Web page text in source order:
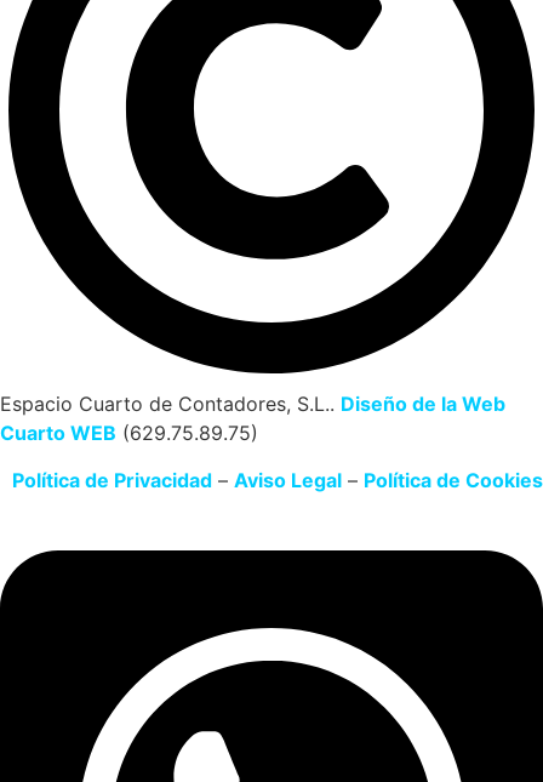
Espacio Cuarto de Contadores, S.L.. Diseño de la Web
Cuarto WEB (629.75.89.75)
Política de Privacidad – Aviso Legal – Política de Cookies